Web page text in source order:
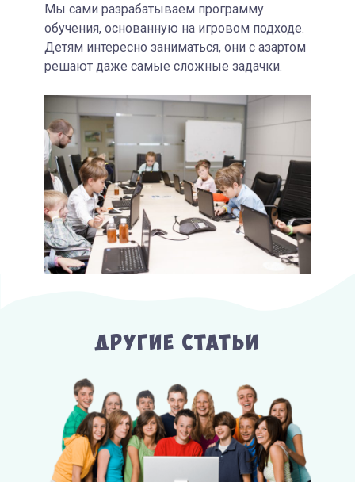
Мы сами разрабатываем программу
обучения, основанную на игровом подходе.
Детям интересно заниматься, они с азартом
решают даже самые сложные задачки.
Другие Статьи